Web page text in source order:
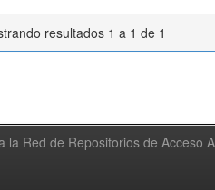
resultados 1 a 1 de 1
la Red de Repositorios de Acceso